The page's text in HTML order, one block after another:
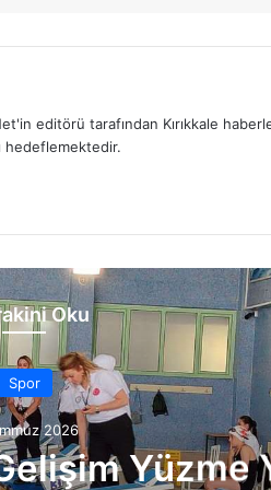
editörü tarafından Kırıkkale
hedeflemektedir.
Oku
Spor
2026
Yüzme